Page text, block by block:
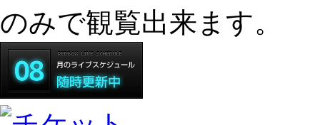
のみで観覧出来ます。